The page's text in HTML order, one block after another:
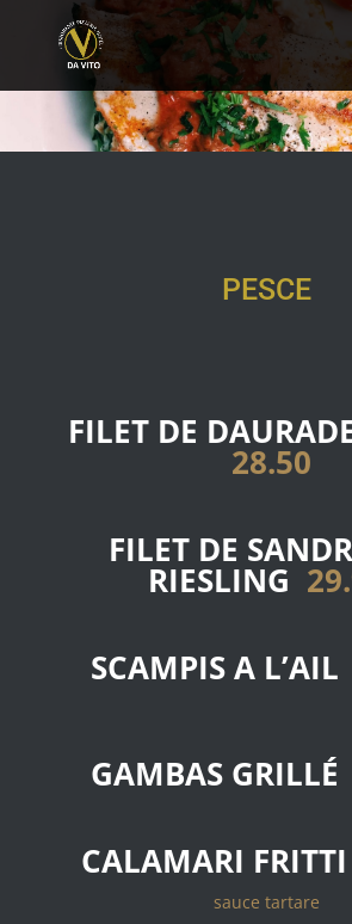
PESCE
FILET DE
28.50
FILET DE
RIESLING
SCAMPIS A L’AIL
GAMBAS GRILLÉ
CALAMARI FRITTI
sauce tartare